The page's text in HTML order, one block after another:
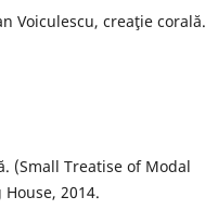
Voiculescu, creaţie corală.
(Small Treatise of Modal
2014.